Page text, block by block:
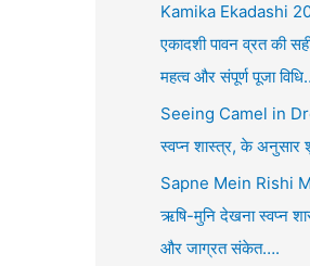
Kamika Ekadashi
एकादशी पावन व्रत की
महत्व और संपूर्ण पूजा
Seeing Camel in
स्वप्न शास्त्र, के
Sapne Mein Rishi
ऋषि-मुनि देखना स्वप्न
और जाग्रत संकेत….